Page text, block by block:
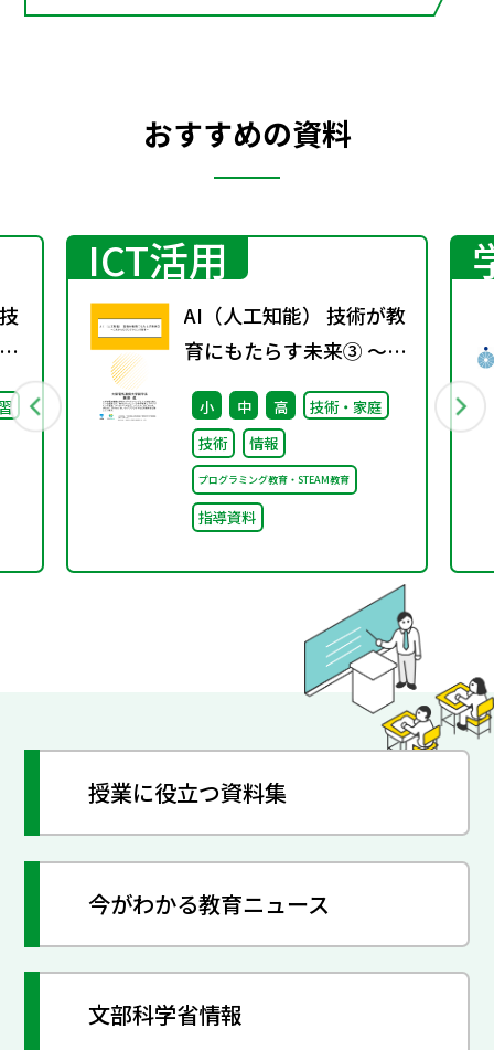
おすすめの資料
ICT活用
AI（人工知能） 技術が教
育にもたらす未来③ ～こ
れからのプログラミング
教育～
小 中 高
技術・家庭
技術
情報
プログラミング教育・STEAM教育
指導資料
授業に役立つ資料集
今がわかる教育ニュース
文部科学省情報